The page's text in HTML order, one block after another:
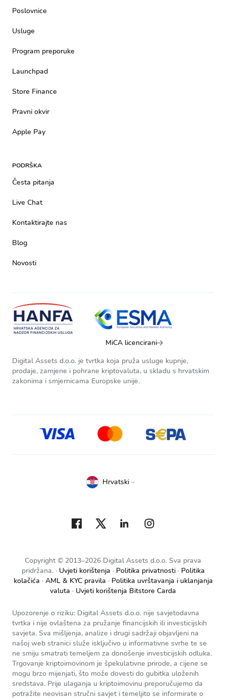
Poslovnice
Usluge
Program preporuke
Launchpad
Store Finance
Pravni okvir
Apple Pay
PODRŠKA
Česta pitanja
Live Chat
Kontaktirajte nas
Blog
Novosti
MiCA licencirani
Digital Assets d.o.o. je tvrtka koja pruža usluge kupnje,
prodaje, zamjene i pohrane kriptovaluta, u skladu s hrvatskim
zakonima i smjernicama Europske unije.
Copyright © 2013–2026 Digital Assets d.o.o. Sva prava
pridržana.
Uvjeti korištenja Politika privatnosti
Politika
kolačića
AML & KYC pravila
Politika uvrštavanja i uklanjanja
valuta
Uvjeti korištenja Bitstore Carda
Hrvatski
Upozorenje o riziku: Digital Assets d.o.o. nije savjetodavna
tvrtka i nije ovlaštena za pružanje financijskih ili investicijskih
savjeta. Sva mišljenja, analize i drugi sadržaji objavljeni na
našoj web stranici služe isključivo u informativne svrhe te se
ne smiju smatrati temeljem za donošenje investicijskih odluka.
Trgovanje kriptoimovinom je špekulativne prirode, a cijene se
mogu brzo mijenjati, što može dovesti do gubitka uloženih
sredstava. Prije ulaganja u kriptoimovinu preporučujemo da
potražite neovisan stručni savjet i temeljito se informirate o